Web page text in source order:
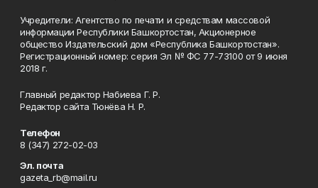
Учредители: Агентство по печати и средствам массовой
информации Республики Башкортостан, Акционерное
общество Издательский дом «Республика Башкортостан».
Регистрационный номер: серия Эл № ФС 77-73100 от 9 июня
2018 г.
Главный редактор Набиева Г. Р.
Редактор сайта Тюнёва Н. Р.
Телефон
8 (347) 272-02-03
Эл. почта
gazeta_rb@mail.ru